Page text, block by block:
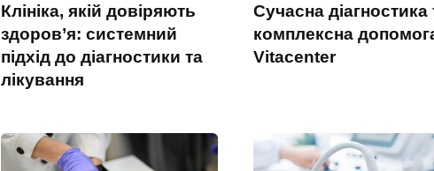
Клініка, якій довіряють
здоров’я: системний
підхід до діагностики та
лікування
Сучасна діагностика
комплексна
Vitacenter